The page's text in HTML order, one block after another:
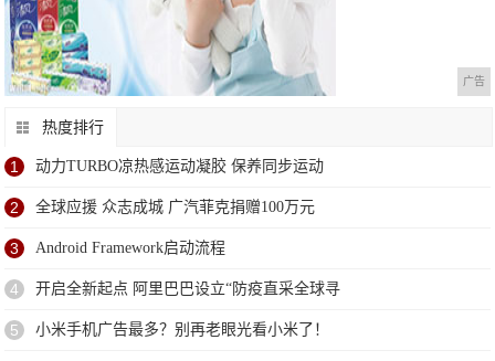
广告
热度排行
1 动力TURBO凉热感运动凝胶 保养同步运动
2 全球应援 众志成城 广汽菲克捐赠100万元
3 Android Framework启动流程
4 开启全新起点 阿里巴巴设立“防疫直采全球寻
5 小米手机广告最多？别再老眼光看小米了！